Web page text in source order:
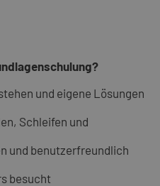
und eigene Lösungen
Schleifen und
und benutzerfreundlich
besucht